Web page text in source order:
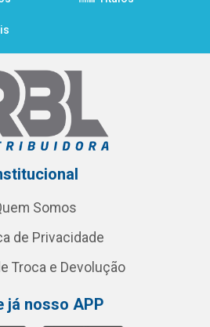
Somos
de Privacidade
Troca e Devolução
já nosso APP